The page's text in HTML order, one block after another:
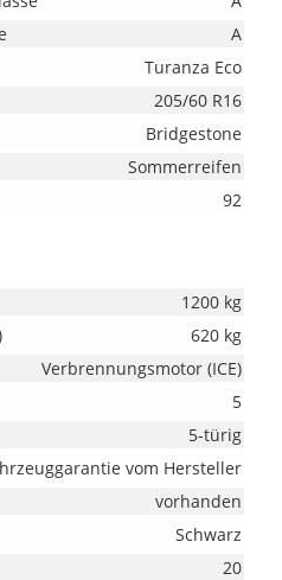
A
Turanza Eco
205/60 R16
Bridgestone
Sommerreifen
92
1200 kg
620 kg
Verbrennungsmotor (ICE)
5
5-türig
vom Hersteller
vorhanden
Schwarz
20